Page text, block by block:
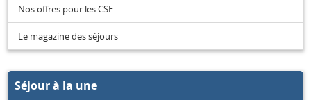
Nos offres pour les CSE
Le magazine des séjours
Séjour à la une